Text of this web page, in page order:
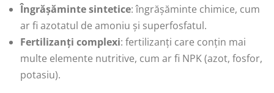
Îngrășăminte sintetice: îngrășăminte chimice, cum
ar fi azotatul de amoniu și superfosfatul.
Fertilizanți complexi: fertilizanți care conțin mai
multe elemente nutritive, cum ar fi NPK (azot, fosfor,
potasiu).